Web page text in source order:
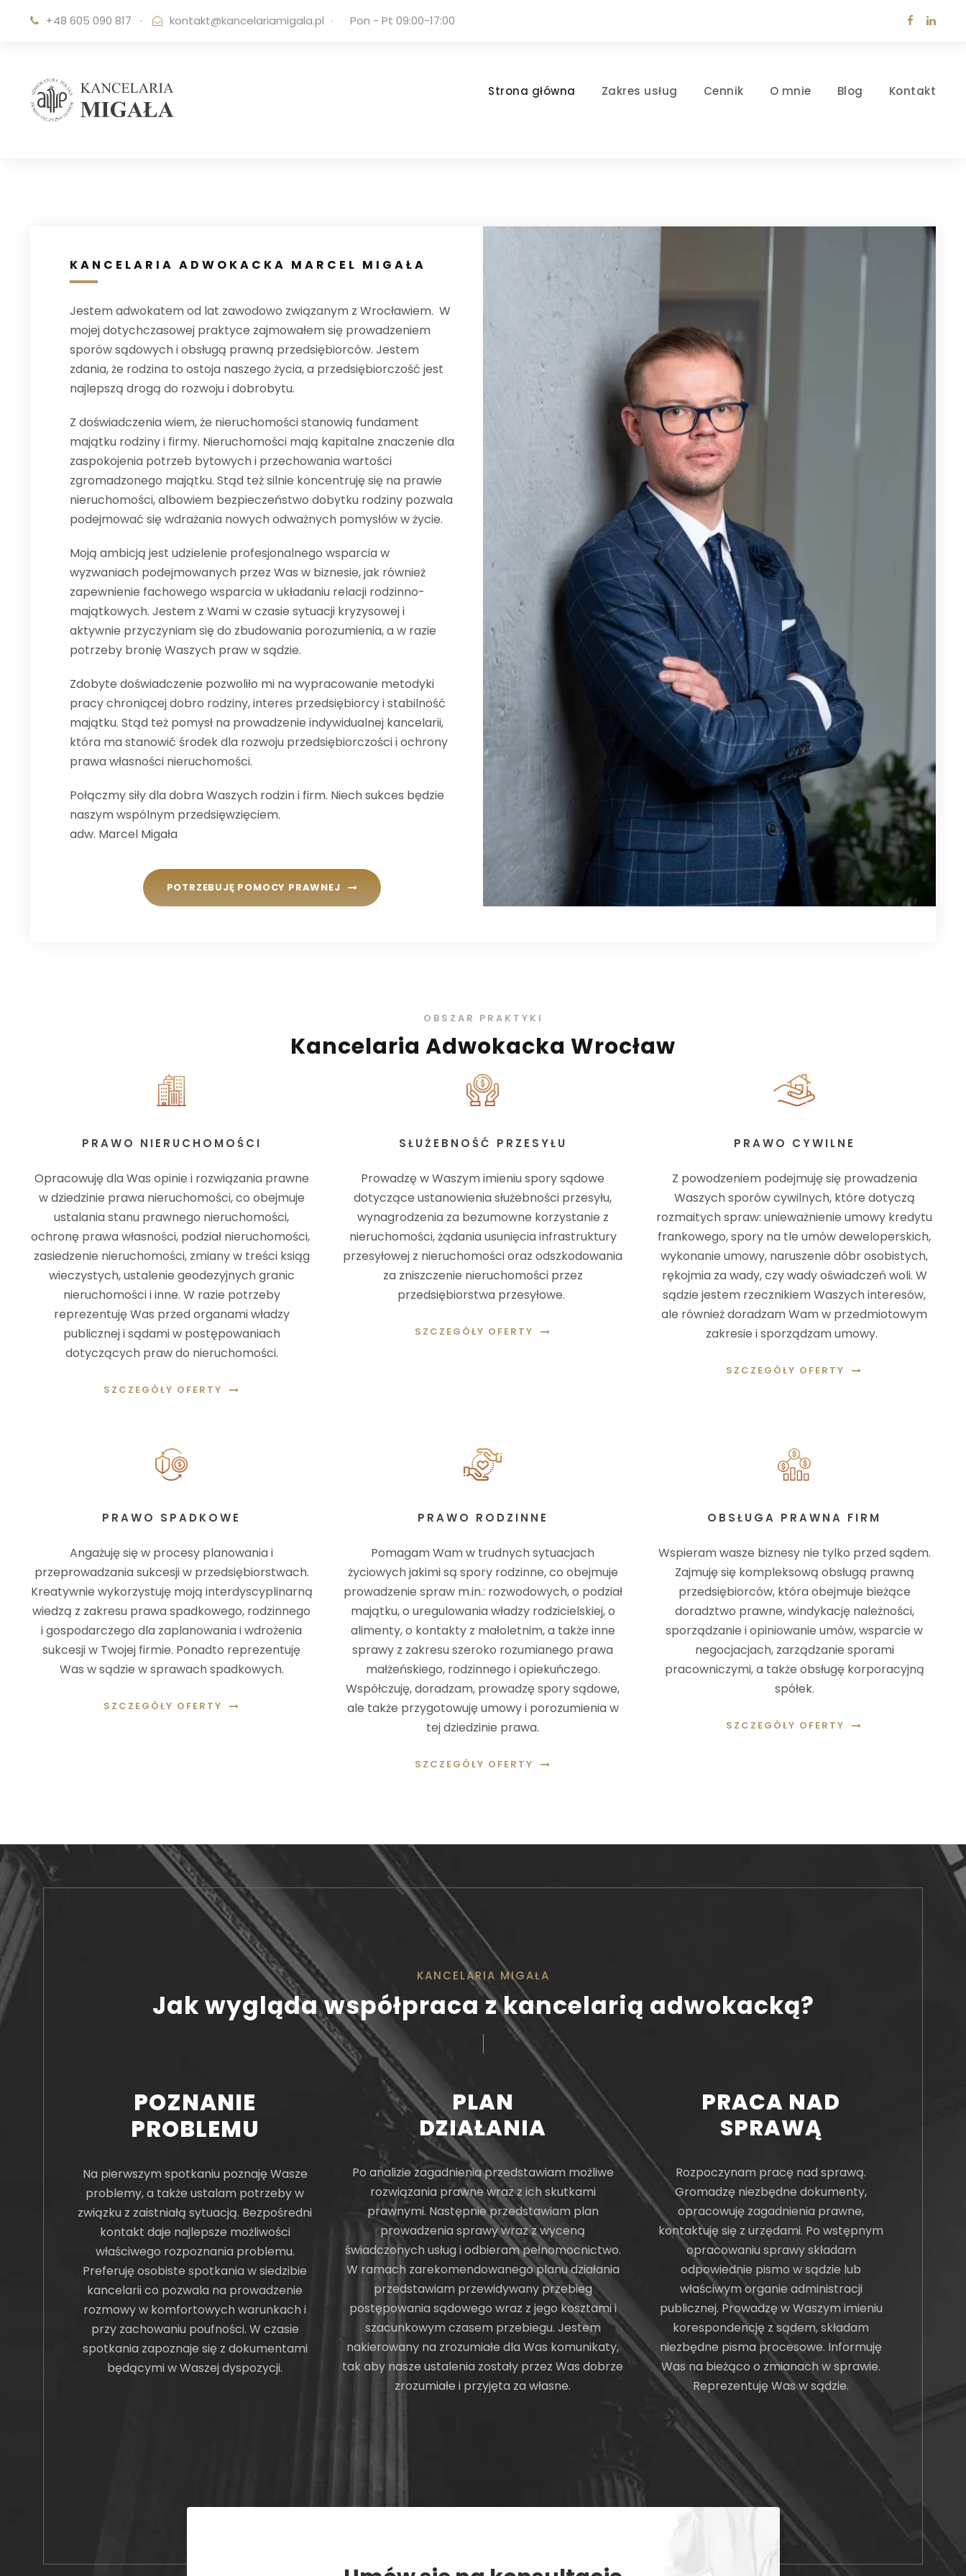
+48 605 090 817 · kontakt@kancelariamigala.pl · Pon - Pt 09:00-17:00
Strona główna Zakres usług Cennik O mnie Blog Kontakt
KANCELARIA ADWOKACKA MARCEL MIGAŁA
Jestem adwokatem od lat zawodowo związanym z Wrocławiem. W
mojej dotychczasowej praktyce zajmowałem się prowadzeniem
sporów sądowych i obsługą prawną przedsiębiorców. Jestem
zdania, że rodzina to ostoja naszego życia, a przedsiębiorczość jest
najlepszą drogą do rozwoju i dobrobytu.
Z doświadczenia wiem, że nieruchomości stanowią fundament
majątku rodziny i firmy. Nieruchomości mają kapitalne znaczenie dla
zaspokojenia potrzeb bytowych i przechowania wartości
zgromadzonego majątku. Stąd też silnie koncentruję się na prawie
nieruchomości, albowiem bezpieczeństwo dobytku rodziny pozwala
podejmować się wdrażania nowych odważnych pomysłów w życie.
Moją ambicją jest udzielenie profesjonalnego wsparcia w
wyzwaniach podejmowanych przez Was w biznesie, jak również
zapewnienie fachowego wsparcia w układaniu relacji rodzinno-
majątkowych. Jestem z Wami w czasie sytuacji kryzysowej i
aktywnie przyczyniam się do zbudowania porozumienia, a w razie
potrzeby bronię Waszych praw w sądzie.
Zdobyte doświadczenie pozwoliło mi na wypracowanie metodyki
pracy chroniącej dobro rodziny, interes przedsiębiorcy i stabilność
majątku. Stąd też pomysł na prowadzenie indywidualnej kancelarii,
która ma stanowić środek dla rozwoju przedsiębiorczości i ochrony
prawa własności nieruchomości.
Połączmy siły dla dobra Waszych rodzin i firm. Niech sukces będzie
naszym wspólnym przedsięwzięciem.
adw. Marcel Migała
POTRZEBUJĘ POMOCY PRAWNEJ
OBSZAR PRAKTYKI
Kancelaria Adwokacka Wrocław
PRAWO NIERUCHOMOŚCI
Opracowuję dla Was opinie i rozwiązania prawne
w dziedzinie prawa nieruchomości, co obejmuje
ustalania stanu prawnego nieruchomości,
ochronę prawa własności, podział nieruchomości,
zasiedzenie nieruchomości, zmiany w treści ksiąg
wieczystych, ustalenie geodezyjnych granic
nieruchomości i inne. W razie potrzeby
reprezentuję Was przed organami władzy
publicznej i sądami w postępowaniach
dotyczących praw do nieruchomości.
SZCZEGÓŁY OFERTY
SŁUŻEBNOŚĆ PRZESYŁU
Prowadzę w Waszym imieniu spory sądowe
dotyczące ustanowienia służebności przesyłu,
wynagrodzenia za bezumowne korzystanie z
nieruchomości, żądania usunięcia infrastruktury
przesyłowej z nieruchomości oraz odszkodowania
za zniszczenie nieruchomości przez
przedsiębiorstwa przesyłowe.
SZCZEGÓŁY OFERTY
PRAWO CYWILNE
Z powodzeniem podejmuję się prowadzenia
Waszych sporów cywilnych, które dotyczą
rozmaitych spraw: unieważnienie umowy kredytu
frankowego, spory na tle umów deweloperskich,
wykonanie umowy, naruszenie dóbr osobistych,
rękojmia za wady, czy wady oświadczeń woli. W
sądzie jestem rzecznikiem Waszych interesów,
ale również doradzam Wam w przedmiotowym
zakresie i sporządzam umowy.
SZCZEGÓŁY OFERTY
PRAWO SPADKOWE
Angażuję się w procesy planowania i
przeprowadzania sukcesji w przedsiębiorstwach.
Kreatywnie wykorzystuję moją interdyscyplinarną
wiedzą z zakresu prawa spadkowego, rodzinnego
i gospodarczego dla zaplanowania i wdrożenia
sukcesji w Twojej firmie. Ponadto reprezentuję
Was w sądzie w sprawach spadkowych.
SZCZEGÓŁY OFERTY
PRAWO RODZINNE
Pomagam Wam w trudnych sytuacjach
życiowych jakimi są spory rodzinne, co obejmuje
prowadzenie spraw m.in.: rozwodowych, o podział
majątku, o uregulowania władzy rodzicielskiej, o
alimenty, o kontakty z małoletnim, a także inne
sprawy z zakresu szeroko rozumianego prawa
małżeńskiego, rodzinnego i opiekuńczego.
Współczuję, doradzam, prowadzę spory sądowe,
ale także przygotowuję umowy i porozumienia w
tej dziedzinie prawa.
SZCZEGÓŁY OFERTY
OBSŁUGA PRAWNA FIRM
Wspieram wasze biznesy nie tylko przed sądem.
Zajmuję się kompleksową obsługą prawną
przedsiębiorców, która obejmuje bieżące
doradztwo prawne, windykację należności,
sporządzanie i opiniowanie umów, wsparcie w
negocjacjach, zarządzanie sporami
pracowniczymi, a także obsługę korporacyjną
spółek.
SZCZEGÓŁY OFERTY
KANCELARIA MIGAŁA
Jak wygląda współpraca z kancelarią adwokacką?
POZNANIE
PROBLEMU
Na pierwszym spotkaniu poznaję Wasze
problemy, a także ustalam potrzeby w
związku z zaistniałą sytuacją. Bezpośredni
kontakt daje najlepsze możliwości
właściwego rozpoznania problemu.
Preferuję osobiste spotkania w siedzibie
kancelarii co pozwala na prowadzenie
rozmowy w komfortowych warunkach i
przy zachowaniu poufności. W czasie
spotkania zapoznaje się z dokumentami
będącymi w Waszej dyspozycji.
PLAN
DZIAŁANIA
Po analizie zagadnienia przedstawiam możliwe
rozwiązania prawne wraz z ich skutkami
prawnymi. Następnie przedstawiam plan
prowadzenia sprawy wraz z wyceną
świadczonych usług i odbieram pełnomocnictwo.
W ramach zarekomendowanego planu działania
przedstawiam przewidywany przebieg
postępowania sądowego wraz z jego kosztami i
szacunkowym czasem przebiegu. Jestem
nakierowany na zrozumiałe dla Was komunikaty,
tak aby nasze ustalenia zostały przez Was dobrze
zrozumiałe i przyjęta za własne.
PRACA NAD
SPRAWĄ
Rozpoczynam pracę nad sprawą.
Gromadzę niezbędne dokumenty,
opracowuję zagadnienia prawne,
kontaktuję się z urzędami. Po wstępnym
opracowaniu sprawy składam
odpowiednie pismo w sądzie lub
właściwym organie administracji
publicznej. Prowadzę w Waszym imieniu
korespondencję z sądem, składam
niezbędne pisma procesowe. Informuję
Was na bieżąco o zmianach w sprawie.
Reprezentuję Was w sądzie.